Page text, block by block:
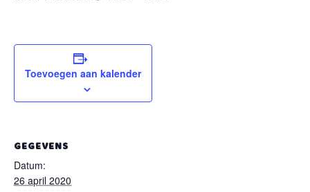
Toevoegen aan kalender
GEGEVENS
Datum:
26 april 2020